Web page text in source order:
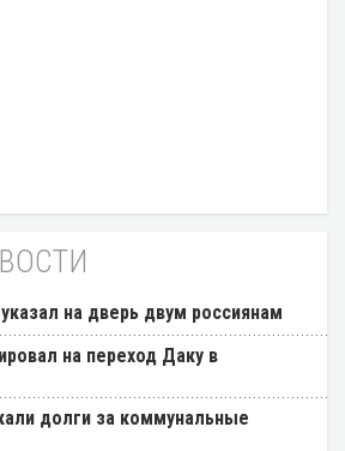
на дверь двум россиянам
на переход Даку в
долги за коммунальные